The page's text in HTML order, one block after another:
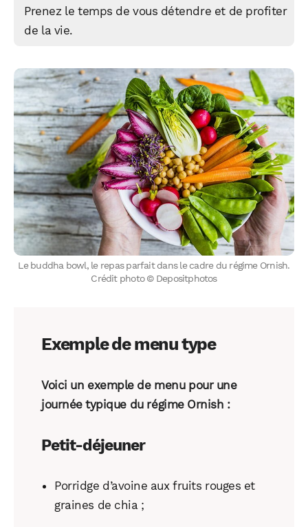
Prenez le temps de vous détendre et de profiter
de la vie.
Le buddha bowl, le repas parfait dans le cadre du régime Ornish.
Crédit photo © Depositphotos
Exemple de menu type
Voici un exemple de menu pour une
journée typique du régime Ornish :
Petit-déjeuner
Porridge d’avoine aux fruits rouges et
graines de chia ;